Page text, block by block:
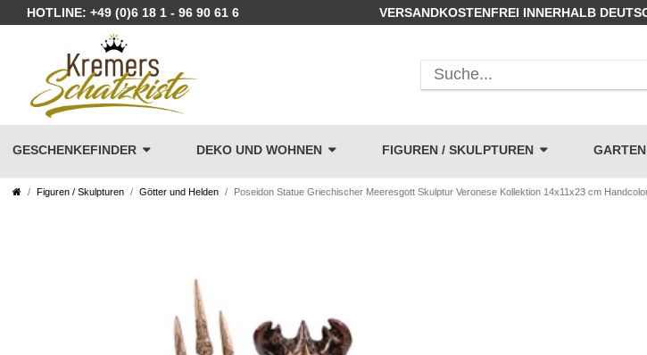
HOTLINE: +49 (0)6 18 1 - 96 90 61 6 VERSANDKOSTENFREI INNERHALB
GESCHENKEFINDER DEKO UND WOHNEN FIGUREN / SKULPTUREN GARTEN
Figuren / Skulpturen Götter und Helden Poseidon Statue Griechischer Meeresgott Skulptur Veronese Kollektion 14x11x23 cm